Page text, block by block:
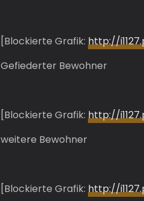
[Blockierte Grafik: http://
Gefiederter Bewohner
[Blockierte Grafik: http://
weitere Bewohner
[Blockierte Grafik: http://